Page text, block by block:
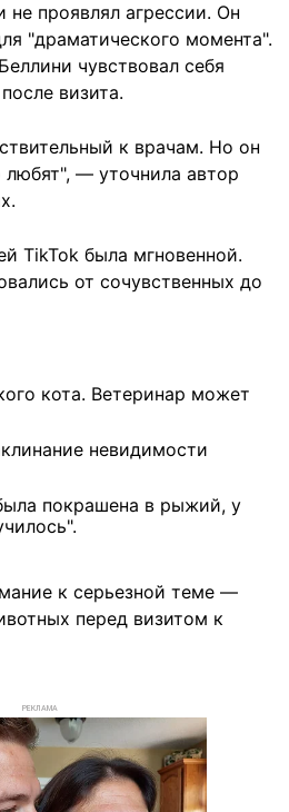
проявлял агрессии. Он
"драматического момента".
чувствовал себя
визита.
к врачам. Но он
любят", — уточнила автор
TikTok была мгновенной.
от сочувственных до
кота. Ветеринар может
невидимости
покрашена в рыжий, у
к серьезной теме —
перед визитом к
РЕКЛАМА